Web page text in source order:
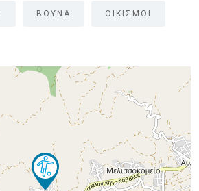
ΒΟΥΝΑ ΟΙΚΙΣΜΟΙ